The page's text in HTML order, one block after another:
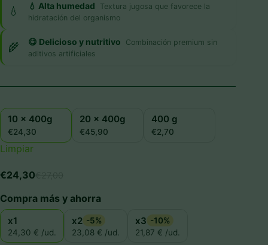
💧 Alta humedad
Textura jugosa que favorece la
hidratación del organismo
😋 Delicioso y nutritivo
Combinación premium sin
aditivos artificiales
10 x 400g
€24,30
20 x 400g
€45,90
400 g
€2,70
Limpiar
El
precio
original
€27,00.
€24,30El
precio
actual
€24,30.
Compra más y ahorra
x1
24,30 € /ud.
x2 -5%
23,08 € /ud.
x3 -10%
21,87 € /ud.